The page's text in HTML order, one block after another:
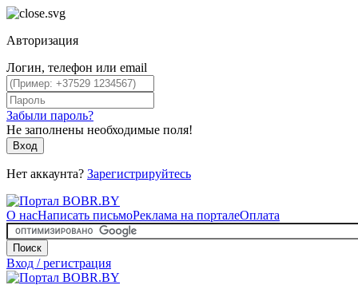
Авторизация
Логин, телефон или email
Забыли пароль?
Не заполнены необходимые поля!
Вход
Нет аккаунта? Зарегистрируйтесь
О насНаписать письмоРеклама на порталеОплата
Поиск
Вход / регистрация